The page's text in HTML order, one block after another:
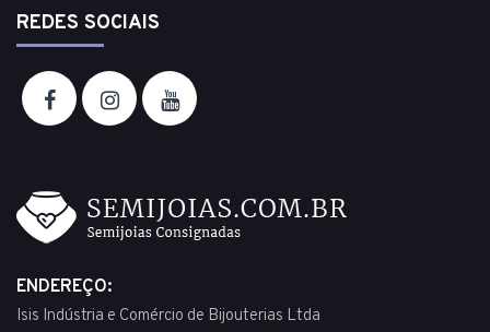
REDES SOCIAIS
ENDEREÇO:
Isis Indústria e Comércio de Bijouterias Ltda